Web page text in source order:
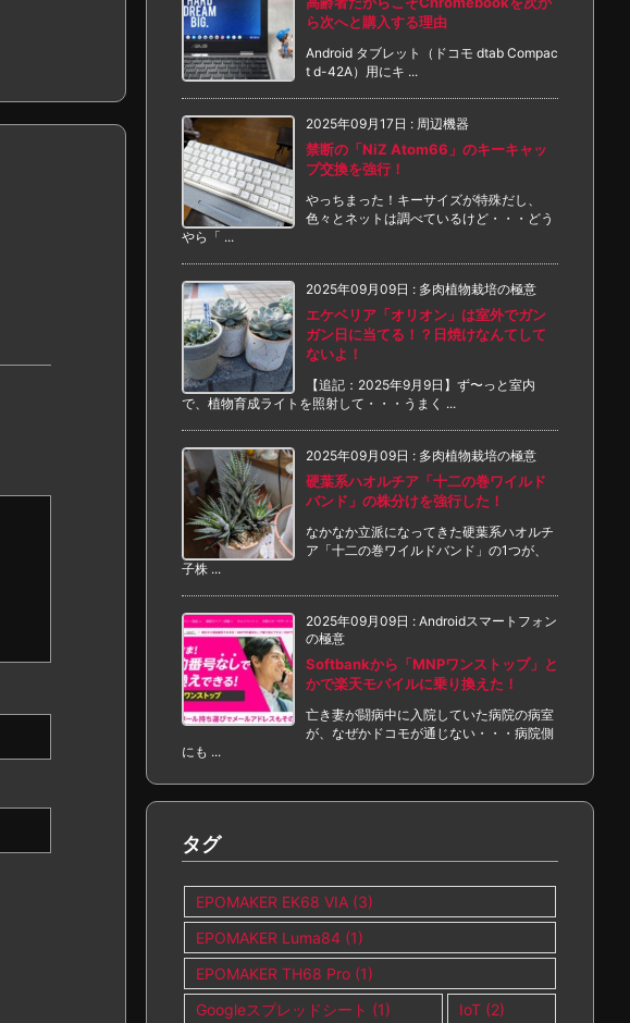
ら次へと購入する理由
Android タブレット（ドコモ dtab Compac
t d-42A）用にキ ...
2025年09月17日 : 周辺機器
禁断の「NiZ Atom66」のキーキャッ
プ交換を強行！
やっちまった！キーサイズが特殊だし、
色々とネットは調べているけど・・・どう
やら「 ...
2025年09月09日 : 多肉植物栽培の極意
エケベリア「オリオン」は室外でガン
ガン日に当てる！？日焼けなんてして
ないよ！
【追記：2025年9月9日】ず〜っと室内
で、植物育成ライトを照射して・・・うまく ...
2025年09月09日 : 多肉植物栽培の極意
硬葉系ハオルチア「十二の巻ワイルド
バンド」の株分けを強行した！
なかなか立派になってきた硬葉系ハオルチ
ア「十二の巻ワイルドバンド」の1つが、
子株 ...
2025年09月09日 : Androidスマートフォン
の極意
Softbankから「MNPワンストップ」と
かで楽天モバイルに乗り換えた！
亡き妻が闘病中に入院していた病院の病室
が、なぜかドコモが通じない・・・病院側
にも ...
タグ
EPOMAKER EK68 VIA (3)
EPOMAKER Luma84 (1)
EPOMAKER TH68 Pro (1)
Googleスプレッドシート (1) IoT(2)